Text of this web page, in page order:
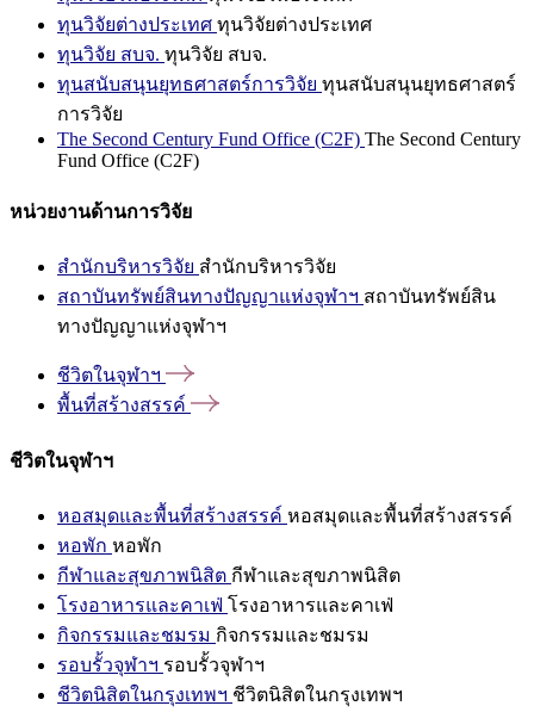
ทุนวิจัยต่างประเทศ ทุนวิจัยต่างประเทศ
ทุนวิจัย สบจ. ทุนวิจัย สบจ.
ทุนสนับสนุนยุทธศาสตร์การวิจัย ทุนสนับสนุนยุทธศาสตร์
การวิจัย
The Second Century Fund Office (C2F) The Second Century
Fund Office (C2F)
หน่วยงานด้านการวิจัย
สำนักบริหารวิจัย สำนักบริหารวิจัย
สถาบันทรัพย์สินทางปัญญาแห่งจุฬาฯ สถาบันทรัพย์สิน
ทางปัญญาแห่งจุฬาฯ
ชีวิตในจุฬาฯ
พื้นที่สร้างสรรค์
ชีวิตในจุฬาฯ
หอสมุดและพื้นที่สร้างสรรค์ หอสมุดและพื้นที่สร้างสรรค์
หอพัก หอพัก
กีฬาและสุขภาพนิสิต กีฬาและสุขภาพนิสิต
โรงอาหารและคาเฟ่ โรงอาหารและคาเฟ่
กิจกรรมและชมรม กิจกรรมและชมรม
รอบรั้วจุฬาฯ รอบรั้วจุฬาฯ
ชีวิตนิสิตในกรุงเทพฯ ชีวิตนิสิตในกรุงเทพฯ